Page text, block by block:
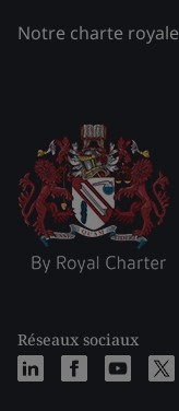
Notre charte royale
Réseaux sociaux